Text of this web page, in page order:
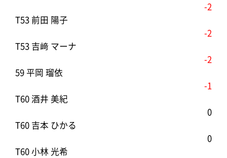
-2
T53 前田 陽子
-2
T53 吉﨑 マーナ
-2
59 平岡 瑠依
-1
T60 酒井 美紀
0
T60 吉本 ひかる
0
T60 小林 光希